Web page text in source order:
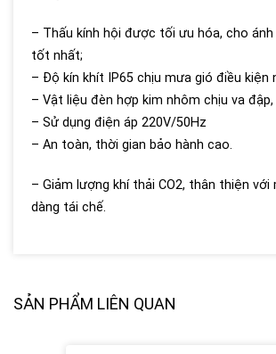
– Thấu kính hội được tối ưu hóa, cho ánh
tốt nhất;
– Độ kín khít IP65 chịu mưa gió điều kiện
– Vật liệu đèn hợp kim nhôm chịu va đập,
– Sử dụng điện áp 220V/50Hz
– An toàn, thời gian bảo hành cao.
– Giảm lượng khí thải CO2, thân thiện với
dàng tái chế.
SẢN PHẨM LIÊN QUAN